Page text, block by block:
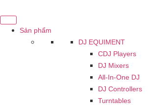
đến
Sản phẩm
DJ EQUIMENT
CDJ Players
DJ Mixers
All-In-One DJ
DJ Controllers
Turntables